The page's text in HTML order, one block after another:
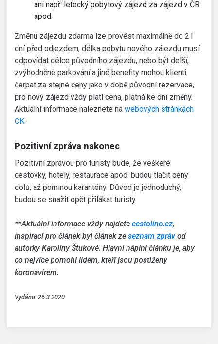
ani např. letecký pobytový zájezd za zájezd v ČR
apod.
Změnu zájezdu zdarma lze provést maximálně do 21
dní před odjezdem, délka pobytu nového zájezdu musí
odpovídat délce původního zájezdu, nebo být delší,
zvýhodněné parkování a jiné benefity mohou klienti
čerpat za stejné ceny jako v době původní rezervace,
pro nový zájezd vždy platí cena, platná ke dni změny.
Aktuální informace naleznete na webových stránkách
CK.
Pozitivní zpráva nakonec
Pozitivní zprávou pro turisty bude, že veškeré
cestovky, hotely, restaurace apod. budou tlačit ceny
dolů, až pominou karantény. Důvod je jednoduchý,
budou se snažit opět přilákat turisty.
**Aktuální informace vždy najdete cestolino.cz,
inspirací pro článek byl článek ze seznam zpráv od
autorky Karolíny Štukové. Hlavní náplní článku je, aby
co nejvíce pomohl lidem, kteří jsou postiženy
koronavirem.
Vydáno: 26.3.2020